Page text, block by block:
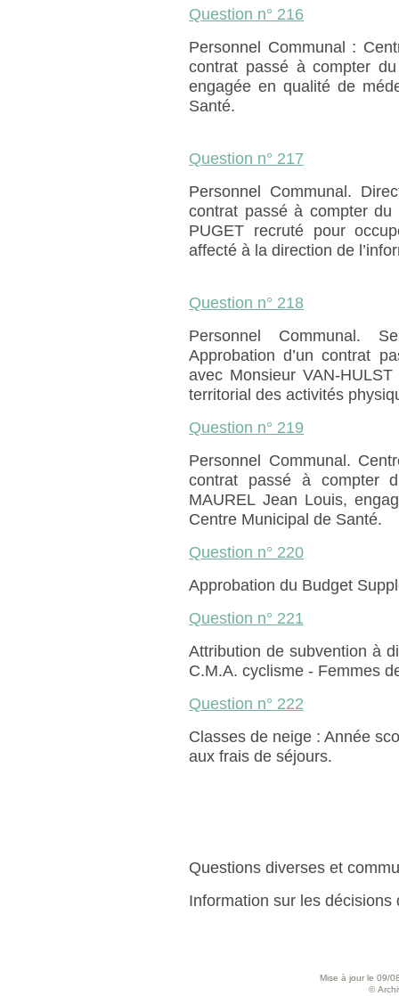
Question n° 216
Personnel Communal :
contrat passé à compter
engagée en qualité de
Santé.
Question n° 217
Personnel Communal.
contrat passé à compter
PUGET recruté pour
affecté à la direction de
Question n° 218
Personnel Communal.
Approbation d’un contrat
avec Monsieur VAN-
territorial des activités
Question n° 219
Personnel Communal.
contrat passé à compter
MAUREL Jean Louis,
Centre Municipal de Santé.
Question n° 220
Approbation du Budget
Question n° 221
Attribution de subvention à
C.M.A. cyclisme - Femmes
Question n° 222
Classes de neige : Année
aux frais de séjours.
Questions diverses et
Information sur les décisions
Mise à jour le 09/
©